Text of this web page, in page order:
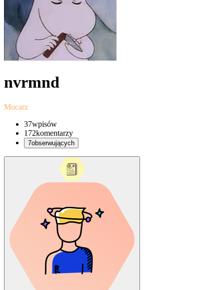
nvrmnd
Mocarz
37wpisów
172komentarzy
7obserwujących